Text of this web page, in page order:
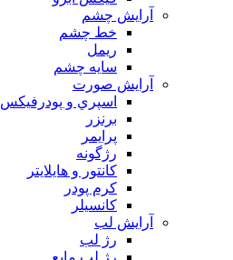
آرايش چشم
خط چشم
ريمل
سايه چشم
آرايش صورت
اسپري و پودرفيكس
برنزر
پرايمر
رژگونه
كانتور و هايلايتر
كرم پودر
كانسيلر
آرايش لب
رژ لب
رژ لب مایع